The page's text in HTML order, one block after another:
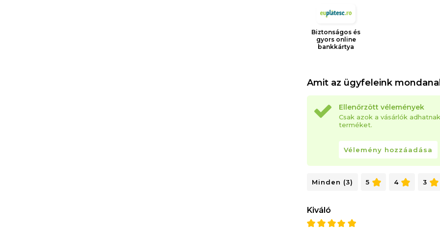
Biztonságos és
gyors online
bankkártya
Amit az ügyfeleink
Ellenőrzött vélemények
Csak azok a vásárlók
terméket.
Vélemény hozzáadása
Minden (3) 5 4 3
Kiváló